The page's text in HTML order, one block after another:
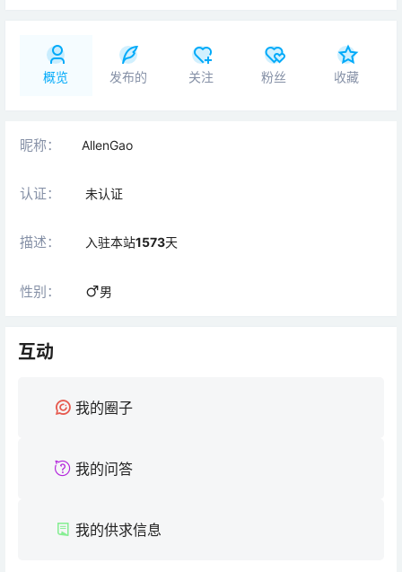
概览 发布的 关注 粉丝 收藏
昵称： AllenGao
认证： 未认证
描述： 入驻本站1573天
性别： 男
互动
我的圈子
我的问答
我的供求信息